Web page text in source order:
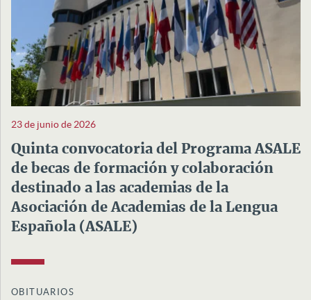
23 de junio de 2026
Quinta convocatoria del Programa ASALE
de becas de formación y colaboración
destinado a las academias de la
Asociación de Academias de la Lengua
Española (ASALE)
OBITUARIOS